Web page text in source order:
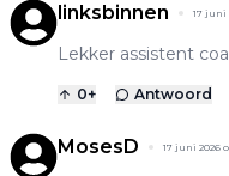
linksbinnen 17 juni
Lekker assistent
0+ Antwoord
MosesD 17 juni 2026